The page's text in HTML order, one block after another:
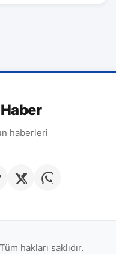
haberleri
hakları saklıdır.